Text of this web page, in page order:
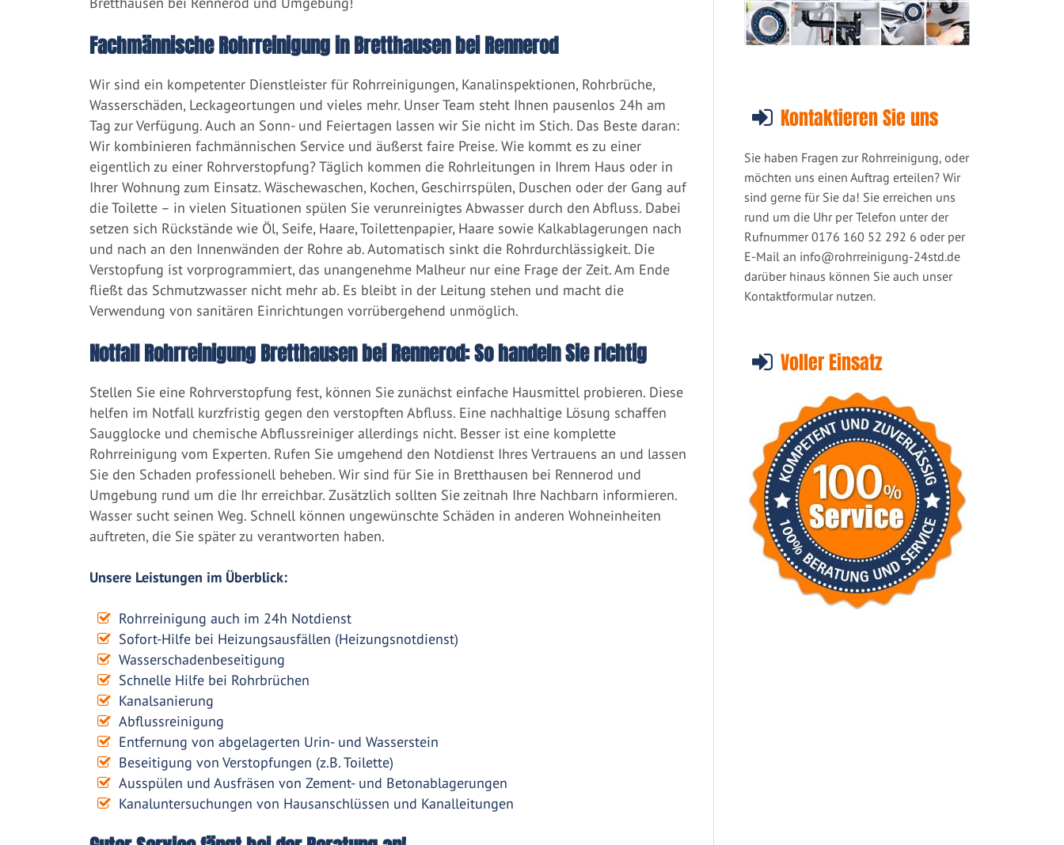
Kontaktieren Sie uns
Sie haben Fragen zur Rohrreinigung, oder
möchten uns einen Auftrag erteilen? Wir
sind gerne für Sie da! Sie erreichen uns
rund um die Uhr per Telefon unter der
Rufnummer 0176 160 52 292 6 oder per
E-Mail an info@rohrreinigung-24std.de
darüber hinaus können Sie auch unser
Kontaktformular nutzen.
Fachmännische Rohrreinigung in Bretthausen bei Rennerod
Wir sind ein kompetenter Dienstleister für Rohrreinigungen, Kanalinspektionen, Rohrbrüche,
Wasserschäden, Leckageortungen und vieles mehr. Unser Team steht Ihnen pausenlos 24h am
Tag zur Verfügung. Auch an Sonn- und Feiertagen lassen wir Sie nicht im Stich. Das Beste daran:
Wir kombinieren fachmännischen Service und äußerst faire Preise. Wie kommt es zu einer
eigentlich zu einer Rohrverstopfung? Täglich kommen die Rohrleitungen in Ihrem Haus oder in
Ihrer Wohnung zum Einsatz. Wäschewaschen, Kochen, Geschirrspülen, Duschen oder der Gang auf
die Toilette – in vielen Situationen spülen Sie verunreinigtes Abwasser durch den Abfluss. Dabei
setzen sich Rückstände wie Öl, Seife, Haare, Toilettenpapier, Haare sowie Kalkablagerungen nach
und nach an den Innenwänden der Rohre ab. Automatisch sinkt die Rohrdurchlässigkeit. Die
Verstopfung ist vorprogrammiert, das unangenehme Malheur nur eine Frage der Zeit. Am Ende
fließt das Schmutzwasser nicht mehr ab. Es bleibt in der Leitung stehen und macht die
Verwendung von sanitären Einrichtungen vorrübergehend unmöglich.
Notfall Rohrreinigung Bretthausen bei Rennerod: So handeln Sie richtig
Stellen Sie eine Rohrverstopfung fest, können Sie zunächst einfache Hausmittel probieren. Diese
helfen im Notfall kurzfristig gegen den verstopften Abfluss. Eine nachhaltige Lösung schaffen
Saugglocke und chemische Abflussreiniger allerdings nicht. Besser ist eine komplette
Rohrreinigung vom Experten. Rufen Sie umgehend den Notdienst Ihres Vertrauens an und lassen
Sie den Schaden professionell beheben. Wir sind für Sie in Bretthausen bei Rennerod und
Umgebung rund um die Ihr erreichbar. Zusätzlich sollten Sie zeitnah Ihre Nachbarn informieren.
Wasser sucht seinen Weg. Schnell können ungewünschte Schäden in anderen Wohneinheiten
auftreten, die Sie später zu verantworten haben.
Unsere Leistungen im Überblick:
Rohrreinigung auch im 24h Notdienst
Sofort-Hilfe bei Heizungsausfällen (Heizungsnotdienst)
Wasserschadenbeseitigung
Schnelle Hilfe bei Rohrbrüchen
Kanalsanierung
Abflussreinigung
Entfernung von abgelagerten Urin- und Wasserstein
Beseitigung von Verstopfungen (z.B. Toilette)
Ausspülen und Ausfräsen von Zement- und Betonablagerungen
Kanaluntersuchungen von Hausanschlüssen und Kanalleitungen
Voller Einsatz